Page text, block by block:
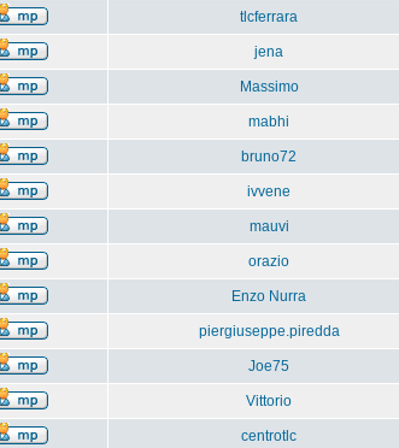
tlcferrara
jena
Massimo
mabhi
bruno72
ivvene
mauvi
orazio
Enzo Nurra
piergiuseppe.piredda
Joe75
Vittorio
centrotlc